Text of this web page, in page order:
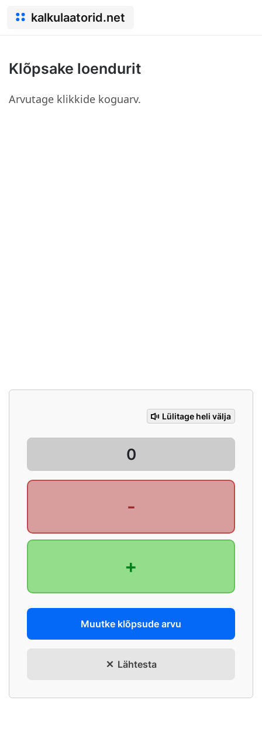
kalkulaatorid.net
Klõpsake loendurit
Arvutage klikkide koguarv.
Lülitage heli välja
-
+
Muutke klõpsude arvu
Lähtesta